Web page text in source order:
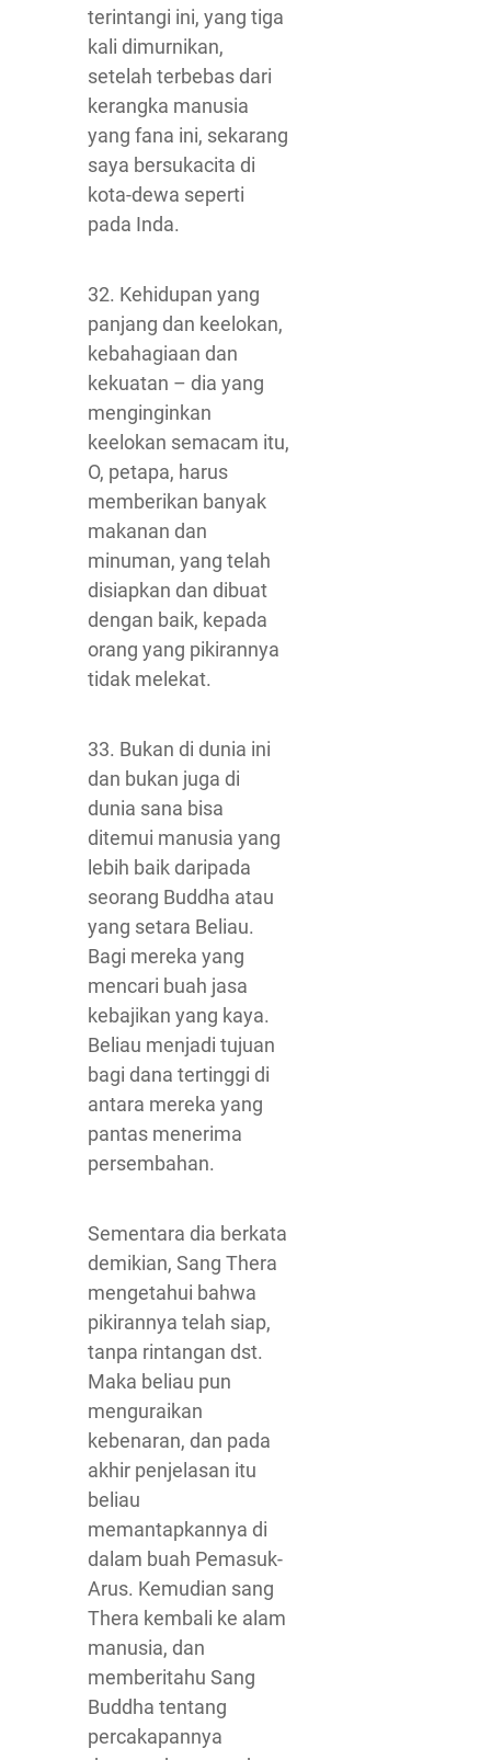
terintangi ini, yang tiga
kali dimurnikan,
setelah terbebas dari
kerangka manusia
yang fana ini, sekarang
saya bersukacita di
kota-dewa seperti
pada Inda.
32. Kehidupan yang
panjang dan keelokan,
kebahagiaan dan
kekuatan – dia yang
menginginkan
keelokan semacam itu,
O, petapa, harus
memberikan banyak
makanan dan
minuman, yang telah
disiapkan dan dibuat
dengan baik, kepada
orang yang pikirannya
tidak melekat.
33. Bukan di dunia ini
dan bukan juga di
dunia sana bisa
ditemui manusia yang
lebih baik daripada
seorang Buddha atau
yang setara Beliau.
Bagi mereka yang
mencari buah jasa
kebajikan yang kaya.
Beliau menjadi tujuan
bagi dana tertinggi di
antara mereka yang
pantas menerima
persembahan.
Sementara dia berkata
demikian, Sang Thera
mengetahui bahwa
pikirannya telah siap,
tanpa rintangan dst.
Maka beliau pun
menguraikan
kebenaran, dan pada
akhir penjelasan itu
beliau
memantapkannya di
dalam buah Pemasuk-
Arus. Kemudian sang
Thera kembali ke alam
manusia, dan
memberitahu Sang
Buddha tentang
percakapannya